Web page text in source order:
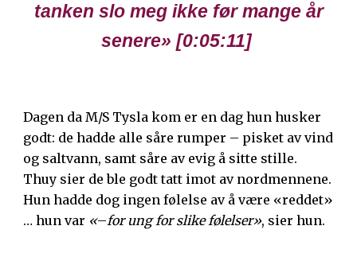
tanken slo meg ikke før mange år
senere» [0:05:11]
Dagen da M/S Tysla kom er en dag hun husker
godt: de hadde alle såre rumper – pisket av vind
og saltvann, samt såre av evig å sitte stille.
Thuy sier de ble godt tatt imot av nordmennene.
Hun hadde dog ingen følelse av å være «reddet»
… hun var «–for ung for slike følelser», sier hun.